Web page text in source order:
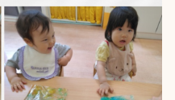
ニュース
採用情報